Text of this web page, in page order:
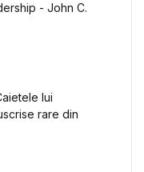
- John C.
lui
rare din